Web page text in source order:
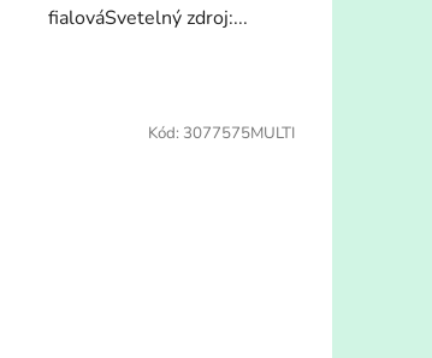
fialováSvetelný zdroj:...
Kód: 3077575MULTI